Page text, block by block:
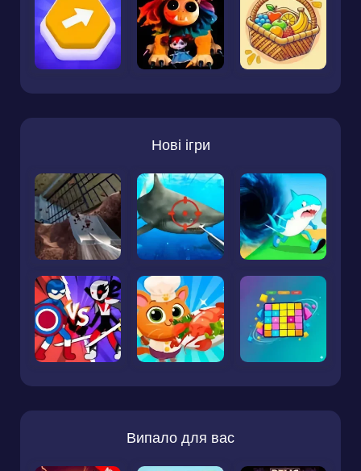
Нові ігри
Випало для вас